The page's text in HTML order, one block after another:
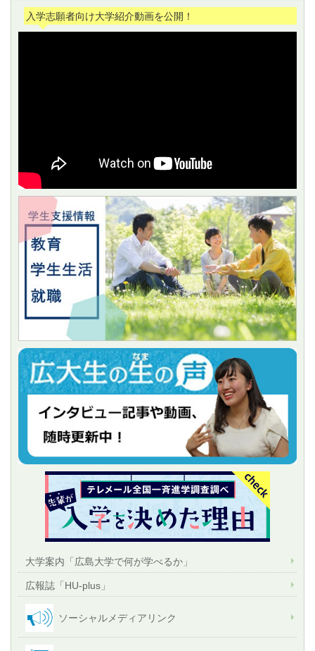
入学志願者向け大学紹介動画を公開！
大学案内「広島大学で何が学べるか」
広報誌「HU-plus」
ソーシャルメディアリンク